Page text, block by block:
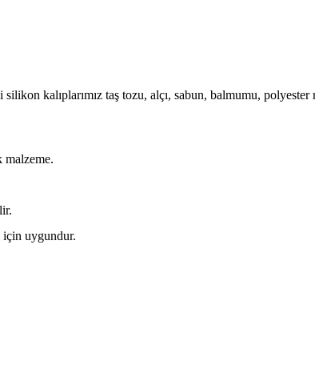
kalıplarımız taş tozu, alçı, sabun, balmumu,
malzeme.
için uygundur.